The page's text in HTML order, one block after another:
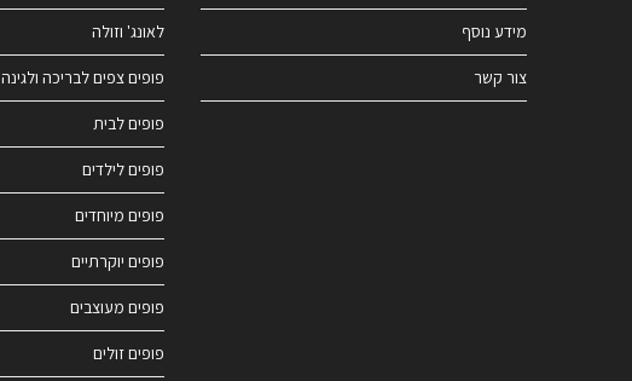
מידע נוסף
צור קשר
לאונג' וזולה
פופים צפים לבריכה ולגינה
פופים לבית
פופים לילדים
פופים מיוחדים
פופים יוקרתיים
פופים מעוצבים
פופים זולים